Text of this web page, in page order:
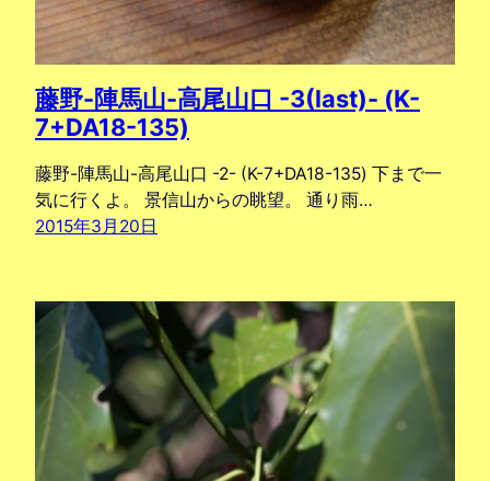
藤野-陣馬山-高尾山口 -3(last)- (K-
7+DA18-135)
藤野-陣馬山-高尾山口 -2- (K-7+DA18-135) 下まで一
気に行くよ。 景信山からの眺望。 通り雨…
2015年3月20日